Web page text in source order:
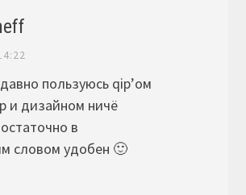
пользуюсь qip’ом
и дизайном ничё
в
словом удобен 🙂